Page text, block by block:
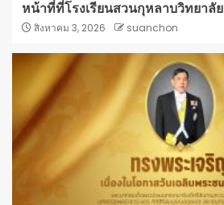
หน้าที่ที่โรงเรียนสวนกุหลาบวิทยาลั
สิงหาคม 3, 2026 suanchon